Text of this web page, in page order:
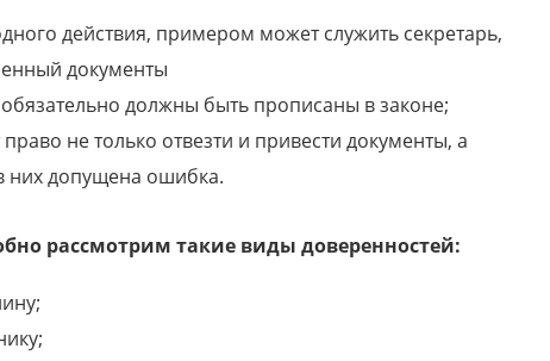
действия, примером может служить секретарь,
документы
должны быть прописаны в законе;
не только отвезти и привести документы, а
них допущена ошибка.
рассмотрим такие виды доверенностей: